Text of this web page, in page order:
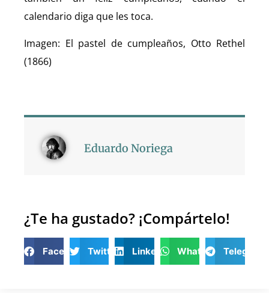
calendario diga que les toca.
Imagen: El pastel de cumpleaños, Otto Rethel
(1866)
Eduardo Noriega
¿Te ha gustado? ¡Compártelo!
Facebook Twitter LinkedIn WhatsAppTelegram